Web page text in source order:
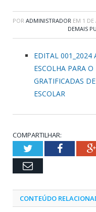
POR ADMINISTRADOR EM 1
DEMAIS
EDITAL 001_2024
ESCOLHA PARA O
GRATIFICADAS
ESCOLAR
COMPARTILHAR:
TwitterFacebook
Email
CONTEÚDO